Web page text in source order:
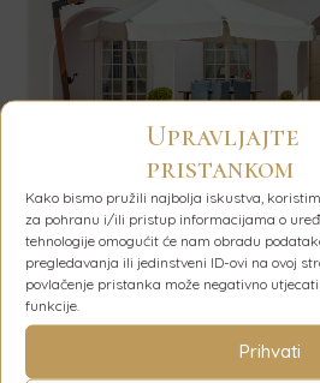
Upravljajte
pristankom
Kako bismo pružili najbolja iskustva,
za pohranu i/ili pristup informacijama o
tehnologije omogućit će nam obradu
pregledavanja ili jedinstveni ID-ovi na ovoj
povlačenje pristanka može negativno
funkcije.
Prihvati